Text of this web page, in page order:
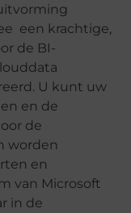
een krachtige,
de BI-
U kunt uw
en de
de
worden
en
van Microsoft
in de